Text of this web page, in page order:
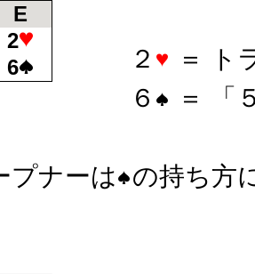
E
2
6 ２
＝ ト
６
＝ 「
ーは
の持ち方